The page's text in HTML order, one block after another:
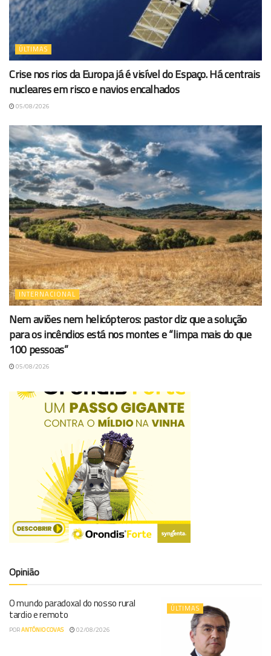
ÚLTIMAS
Crise nos rios da Europa já é visível do Espaço. Há centrais
nucleares em risco e navios encalhados
05/08/2026
INTERNACIONAL
Nem aviões nem helicópteros: pastor diz que a solução
para os incêndios está nos montes e “limpa mais do que
100 pessoas”
05/08/2026
Opinião
ÚLTIMAS
O mundo paradoxal do nosso rural
tardio e remoto
PORANTÓNIO COVAS 02/08/2026